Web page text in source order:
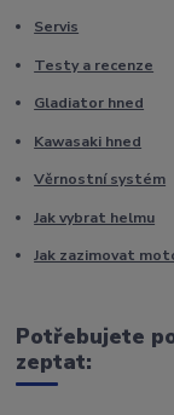
Servis
Testy a recenze
Gladiator hned
Kawasaki hned
Věrnostní systém
Jak vybrat helmu
Jak zazimovat
Potřebujete
zeptat: